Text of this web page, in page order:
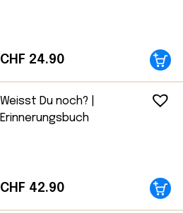
CHF 24.90
Weisst Du noch? |
Erinnerungsbuch
CHF 42.90